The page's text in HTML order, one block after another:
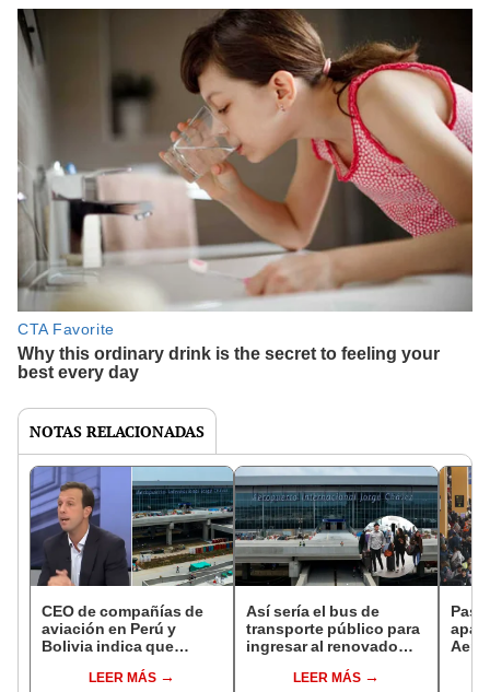
NOTAS RELACIONADAS
CEO de compañías de
aviación en Perú y
Bolivia indica que
Chávez lleva 16 años de
LEER MÁS
Así sería el bus de
transporte público para
ingresar al renovado
Chávez desde marzo de
LEER MÁS